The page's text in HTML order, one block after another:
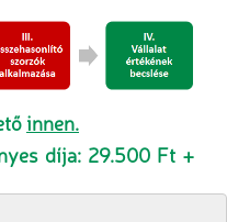
innen.
díja: 29.500 Ft +